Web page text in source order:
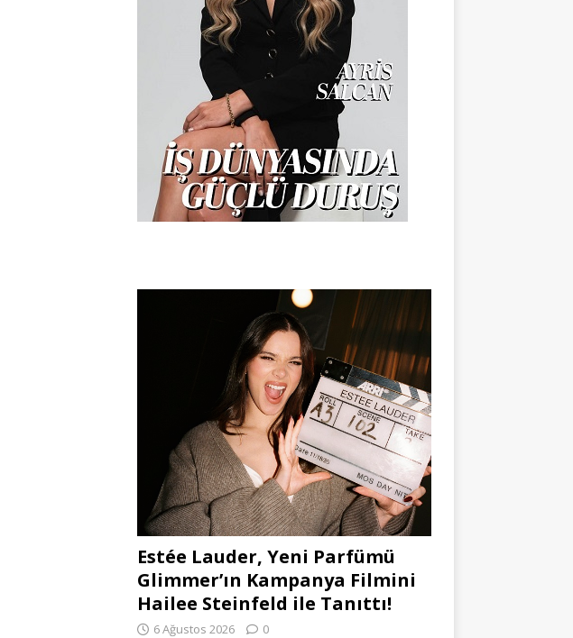
Estée Lauder, Yeni Parfümü
Glimmer’ın Kampanya Filmini
Hailee Steinfeld ile Tanıttı!
6 Ağustos 2026 0